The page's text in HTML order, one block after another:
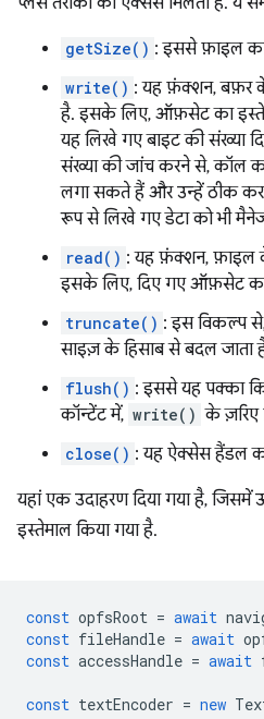
getSize() : इससे फ़ाइल का
write() : यह फ़ंक्शन, बफ़र
है. इसके लिए, ऑफ़सेट का
यह लिखे गए बाइट की संख्या
संख्या की जांच करने से, कॉल
लगा सकते हैं और उन्हें ठीक
रूप से लिखे गए डेटा को भी
read() : यह फ़ंक्शन, फ़ाइल
इसके लिए, दिए गए ऑफ़सेट का
truncate() : इस विकल्प
साइज़ के हिसाब से बदल जाता
flush() : इससे यह पक्का
कॉन्टेंट में, write() के ज़रिए
close() : यह ऐक्सेस हैंडल
यहां एक उदाहरण दिया गया है, जिसमें
इस्तेमाल किया गया है.
const opfsRoot = await
const fileHandle = await
const accessHandle = await
const textEncoder = new